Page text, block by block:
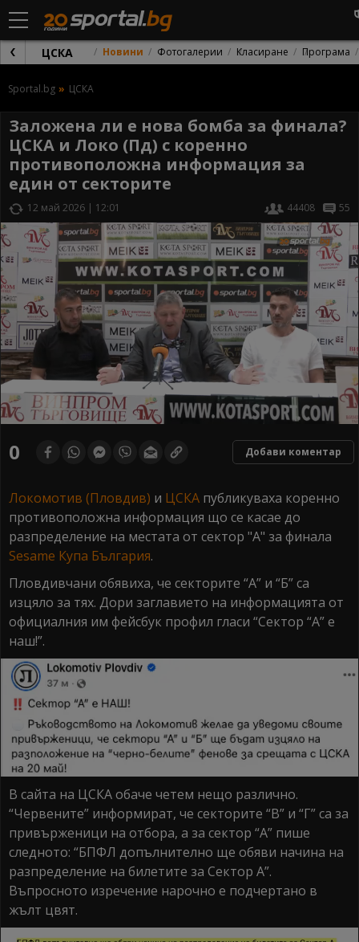
ЦСКА Новини Фотогалерии Класиране Програма
Sportal.bg ЦСКА
Заложена ли е нова бомба за финала?
ЦСКА и Локо (Пд) с коренно
противоположна информация за
един от секторите
12 май 2026 | 12:01 44408 55
of0 Добави коментар
Локомотив (Пловдив) и ЦСКА публикуваха коренно
противоположна информация що се касае до
разпределение на местата от сектор "А" за финала
Sesame Купа България.
Пловдивчани обявиха, че секторите “А” и “Б” са
изцяло за тях. Дори заглавието на информацията от
официалния им фейсбук профил гласи “Сектор “А” е
наш!”.
В сайта на ЦСКА обаче четем нещо различно.
“Червените” информират, че секторите “В” и “Г” са за
привърженици на отбора, а за сектор “А” пише
следното: “БПФЛ допълнително ще обяви начина на
разпределение на билетите за Сектор А”.
Въпросното изречение нарочно е подчертано в
жълт цвят.